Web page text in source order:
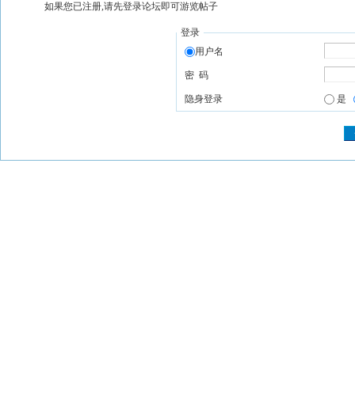
如果您已注册,请先登录论坛即可游览帖子
登录
用户名
密 码
隐身登录 是